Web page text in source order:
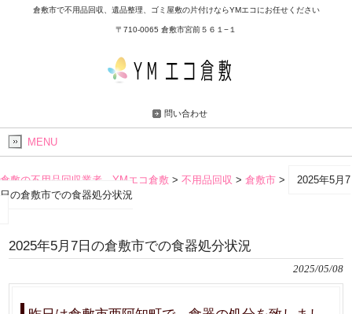
倉敷市で不用品回収、遺品整理、ゴミ屋敷の片付けならYMエコにお任せください
〒710-0065 倉敷市宮前５６１−１
問い合わせ
MENU
倉敷の不用品回収業者 YMエコ倉敷 > 不用品回収 > 倉敷市 >
2025年5月7
日の倉敷市での食器処分状況
2025年5月7日の倉敷市での食器処分状況
2025/05/08